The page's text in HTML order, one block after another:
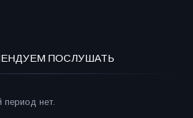
ПОСЛУШАТЬ
период нет.